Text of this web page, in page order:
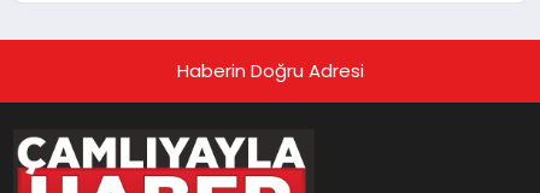
Haberin Doğru Adresi